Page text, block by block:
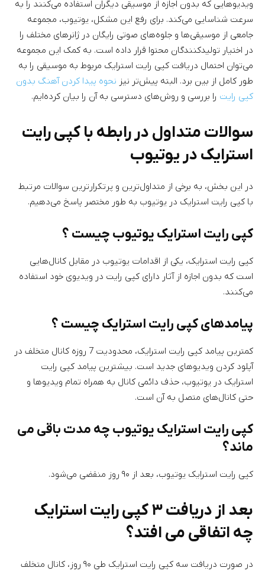
ویدیوهایی که بدون اجازه از موسیقی دیگران استفاده می‌کنند را به
سرعت شناسایی می‌کند. برای رفع این مشکل، یوتیوب، مجموعه
جامعی از موسیقی‌ها و جلوه‌های صوتی رایگان در ژانرهای مختلف را
در اختیار تولیدکنندگان محتوا قرار داده است. به کمک این مجموعه
می‌توان احتمال دریافت کپی رایت استرایک مربوط به موسیقی را به
طور کامل از بین برد. البته پیش‌تر نیز نحوه پیدا کردن آهنگ بدون
کپی رایت را بررسی و روش‌های دسترسی به آن را بیان کرده‌ایم.
سوالات متداول در رابطه با کپی رایت
استرایک در یوتیوب
در این بخش، به برخی از متداول‌ترین و پرتکرارترین سوالات مرتبط
با کپی رایت استرایک در یوتیوب به طور مختصر پاسخ می‌دهیم.
کپی رایت استرایک یوتیوب چیست ؟
کپی رایت استرایک، یکی از اقدامات یوتیوب در مقابل کانال‌هایی
است که بدون اجازه از آثار دارای کپی رایت در ویدیوی خود استفاده
می‌کنند.
پیامدهای کپی رایت استرایک چیست ؟
کمترین پیامد کپی رایت استرایک، محدودیت 7 روزه کانال متخلف در
آپلود کردن ویدیوهای جدید است. بیشترین پیامد کپی رایت
استرایک در یوتیوب، حذف دائمی کانال به همراه تمام ویدیوها و
حتی کانال‌های متصل به آن است.
کپی رایت استرایک یوتیوب چه مدت باقی می
ماند؟
کپی رایت استرایک یوتیوب، بعد از ۹۰ روز منقضی می‌شود.
بعد از دریافت ۳ کپی رایت استرایک
چه اتفاقی می افتد؟
در صورت دریافت سه کپی رایت استرایک طی ۹۰ روز، کانال متخلف